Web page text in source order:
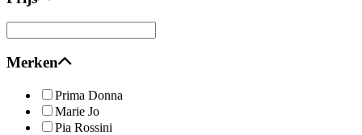
Merken
Prima Donna
Marie Jo
Pia Rossini